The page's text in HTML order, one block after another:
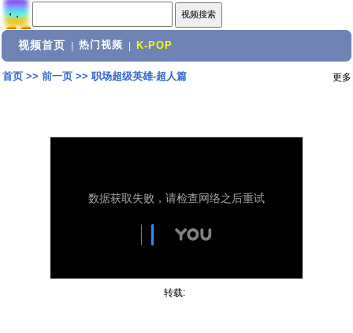
视频首页 热门视频 K-POP
首页>> 前一页>> 职场超级英雄-超人篇 更多
转载: